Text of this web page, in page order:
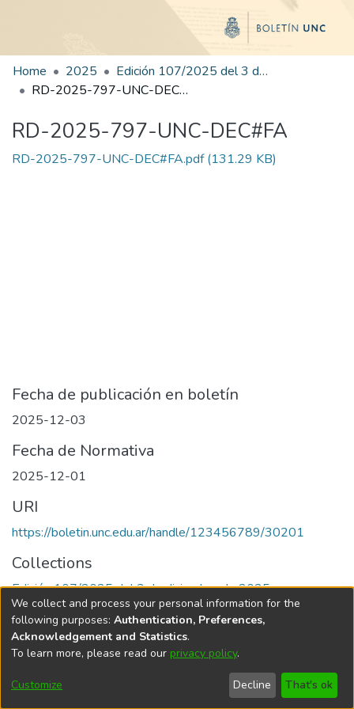
Home 2025
Edición 107/2025 del 3 de diciembre de 2025
RD-2025-797-UNC-DEC#FA
RD-2025-797-UNC-DEC#FA
RD-2025-797-UNC-DEC#FA.pdf(131.29 KB)
Fecha de publicación en boletín
2025-12-03
Fecha de Normativa
2025-12-01
URI
https://boletin.unc.edu.ar/handle/123456789/30201
Collections
Edición 107/2025 del 3 de diciembre de 2025
Universidad Nacional de Córdoba
We collect and process your personal information for the
following purposes: Authentication, Preferences,
Acknowledgement and Statistics.
To learn more, please read our privacy policy.
Customize Decline That's ok